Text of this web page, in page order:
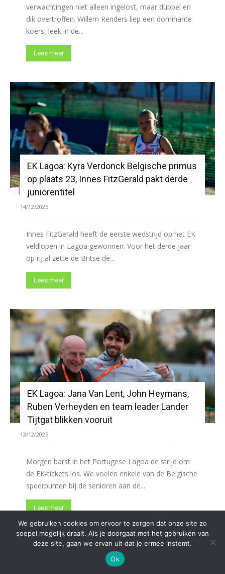
verwachtingen niet alleen ingelost, maar dubbel en
dik overtroffen. Willem Renders liep een dominante
koers, leek in de...
Lees meer
EK Lagoa: Kyra Verdonck Belgische primus
op plaats 23, Innes FitzGerald pakt derde
juniorentitel
14/12/2025
Innes FitzGerald heeft de eerste wedstrijd op het EK
veldlopen in Lagoa gewonnen. Voor het derde jaar
op rij al zette de Britse de...
Lees meer
EK Lagoa: Jana Van Lent, John Heymans,
Ruben Verheyden en team leader Lander
Tijtgat blikken vooruit
13/12/2025
Morgen barst in het Portugese Lagoa de strijd om
de EK-tickets los. We voelen enkele van de Belgische
speerpunten bij de senioren aan de...
Lees meer
Laad meer
We gebruiken cookies om ervoor te zorgen dat onze site zo
soepel mogelijk draait. Als je doorgaat met het gebruiken van
deze site, gaan we ervan uit dat je ermee instemt.
Ok